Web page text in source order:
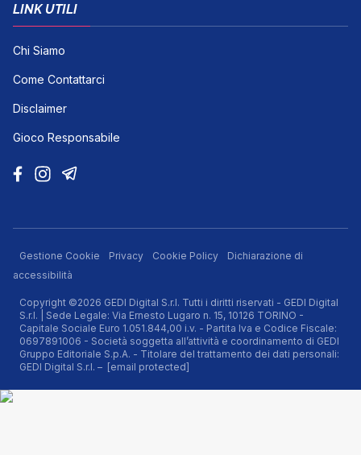
LINK UTILI
Chi Siamo
Come Contattarci
Disclaimer
Gioco Responsabile
Gestione Cookie Privacy Cookie Policy
Dichiarazione di
accessibilità
Copyright ©2026 GEDI Digital S.r.l. Tutti i diritti riservati - GEDI Digital
S.r.l. | Sede Legale: Via Ernesto Lugaro n. 15, 10126 TORINO -
Capitale Sociale Euro 1.051.844,00 i.v. - Partita Iva e Codice Fiscale:
0697891006 - Società soggetta all’attività e coordinamento di GEDI
Gruppo Editoriale S.p.A. - Titolare del trattamento dei dati personali:
GEDI Digital S.r.l. – [email protected]